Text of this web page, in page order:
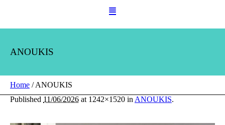
ANOUKIS
Home /ANOUKIS
Published 11/06/2026 at 1242×1520 in ANOUKIS.